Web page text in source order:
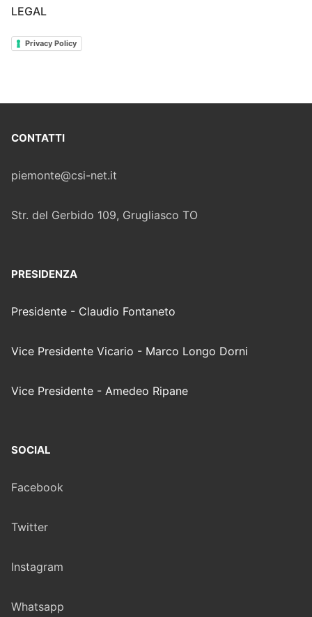
LEGAL
Privacy Policy
CONTATTI
piemonte@csi-net.it
Str. del Gerbido 109, Grugliasco TO
PRESIDENZA
Presidente - Claudio Fontaneto
Vice Presidente Vicario - Marco Longo Dorni
Vice Presidente - Amedeo Ripane
SOCIAL
Facebook
Twitter
Instagram
Whatsapp